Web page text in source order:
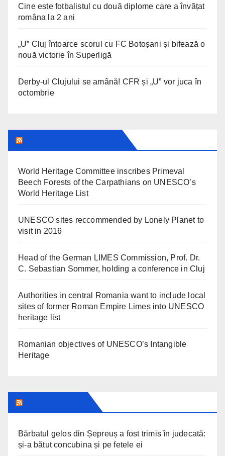
Cine este fotbalistul cu două diplome care a învățat
româna la 2 ani
„U” Cluj întoarce scorul cu FC Botoșani și bifează o
nouă victorie în Superligă
Derby-ul Clujului se amână! CFR și „U” vor juca în
octombrie
World Heritage Committee inscribes Primeval
Beech Forests of the Carpathians on UNESCO’s
World Heritage List
UNESCO sites reccommended by Lonely Planet to
visit in 2016
Head of the German LIMES Commission, Prof. Dr.
C. Sebastian Sommer, holding a conference in Cluj
Authorities in central Romania want to include local
sites of former Roman Empire Limes into UNESCO
heritage list
Romanian objectives of UNESCO’s Intangible
Heritage
Bărbatul gelos din Șepreuș a fost trimis în judecată:
și-a bătut concubina și pe fetele ei